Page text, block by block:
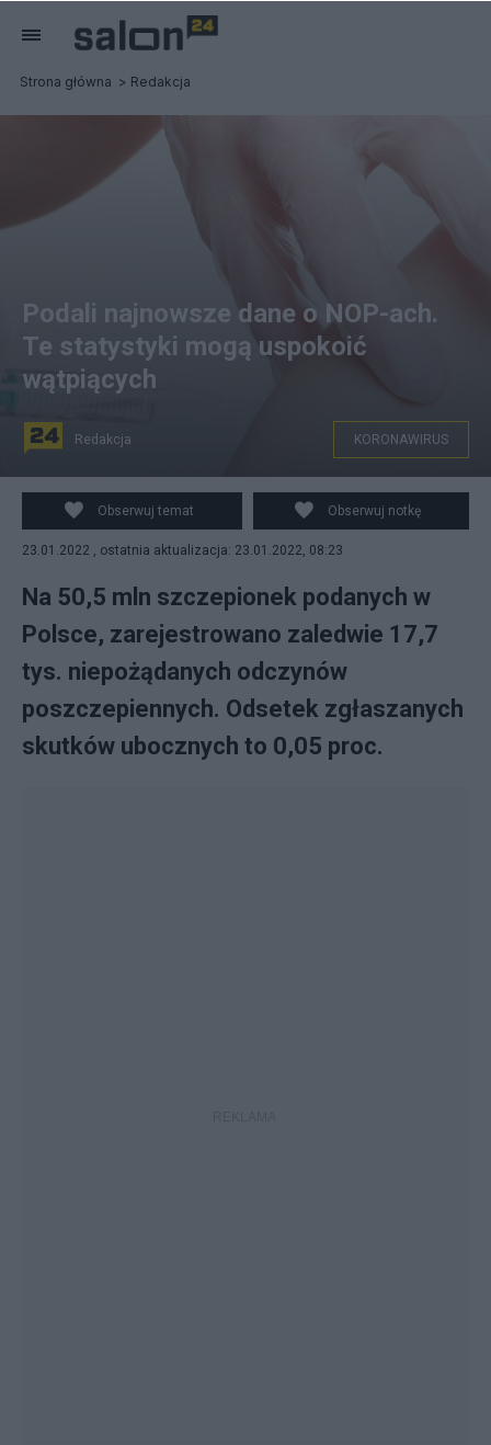
Strona główna Redakcja
Aktualna statystyka NOP-ów po szczepionce na COVID-
Podali najnowsze dane o NOP-ach.
Te statystyki mogą uspokoić
wątpiących
Redakcja KORONAWIRUS
Obserwuj temat Obserwuj notkę
23.01.2022 , ostatnia aktualizacja: 23.01.2022, 08:23
Na 50,5 mln szczepionek podanych w
Polsce, zarejestrowano zaledwie 17,7
tys. niepożądanych odczynów
poszczepiennych. Odsetek zgłaszanych
skutków ubocznych to 0,05 proc.